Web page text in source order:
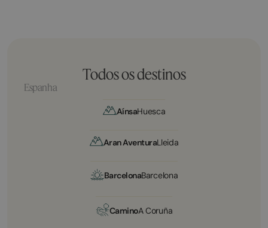
Todos os destinos
Espanha
AínsaHuesca
Aran AventuraLleida
BarcelonaBarcelona
CaminoA Coruña